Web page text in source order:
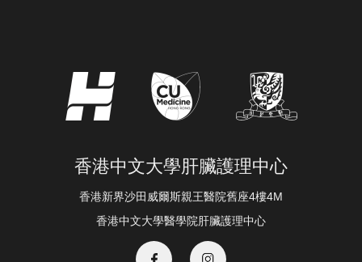
香港中文大學肝臟護理中心
香港新界沙田威爾斯親王醫院舊座4樓4M
香港中文大學醫學院肝臟護理中心